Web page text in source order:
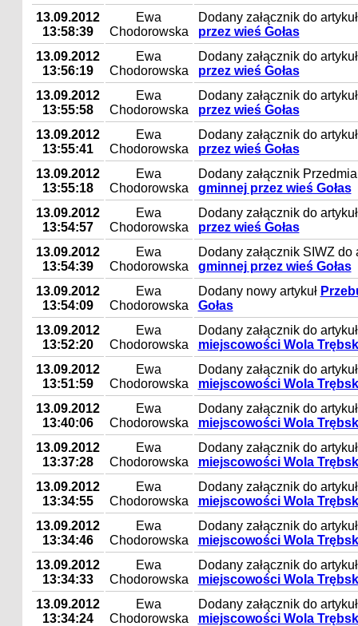
13.09.2012
13:58:39
Ewa
Chodorowska
Dodany załącznik do
przez wieś Gołas
13.09.2012
13:56:19
Ewa
Chodorowska
Dodany załącznik do
przez wieś Gołas
13.09.2012
13:55:58
Ewa
Chodorowska
Dodany załącznik do
przez wieś Gołas
13.09.2012
13:55:41
Ewa
Chodorowska
Dodany załącznik do
przez wieś Gołas
13.09.2012
13:55:18
Ewa
Chodorowska
Dodany załącznik
gminnej przez wieś Gołas
13.09.2012
13:54:57
Ewa
Chodorowska
Dodany załącznik do
przez wieś Gołas
13.09.2012
13:54:39
Ewa
Chodorowska
Dodany załącznik SIWZ do
gminnej przez wieś Gołas
13.09.2012
13:54:09
Ewa
Chodorowska
Dodany nowy artykuł
Gołas
13.09.2012
13:52:20
Ewa
Chodorowska
Dodany załącznik do
miejscowości Wola
13.09.2012
13:51:59
Ewa
Chodorowska
Dodany załącznik do
miejscowości Wola
13.09.2012
13:40:06
Ewa
Chodorowska
Dodany załącznik do
miejscowości Wola
13.09.2012
13:37:28
Ewa
Chodorowska
Dodany załącznik do
miejscowości Wola
13.09.2012
13:34:55
Ewa
Chodorowska
Dodany załącznik do
miejscowości Wola
13.09.2012
13:34:46
Ewa
Chodorowska
Dodany załącznik do
miejscowości Wola
13.09.2012
13:34:33
Ewa
Chodorowska
Dodany załącznik do
miejscowości Wola
13.09.2012
13:34:24
Ewa
Chodorowska
Dodany załącznik do
miejscowości Wola